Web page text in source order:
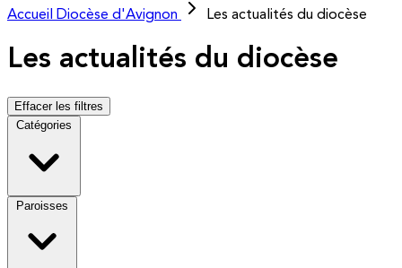
Accueil
Diocèse d'Avignon Les actualités du diocèse
Les actualités du diocèse
Effacer les filtres
Catégories
Paroisses